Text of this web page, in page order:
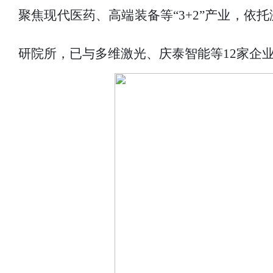
聚焦现代医药、高端装备等“3+2”产业，依
研院所，已与多维激光、庆泰智能等12家企